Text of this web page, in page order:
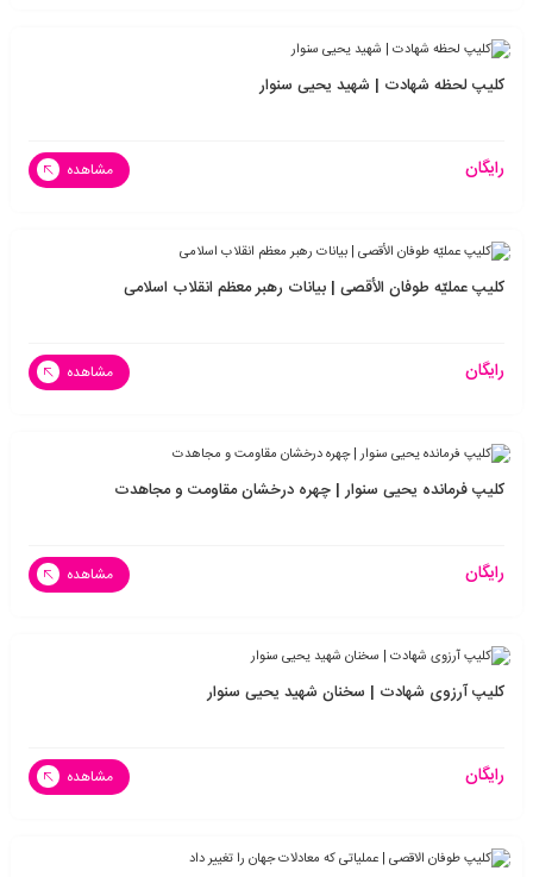
کلیپ لحظه شهادت | شهید یحیی سنوار
رایگان مشاهده
کلیپ عملیّه طوفان الأقصی | بیانات رهبر معظم انقلاب اسلامی
رایگان مشاهده
کلیپ فرمانده یحیی سنوار | چهره درخشان مقاومت و مجاهدت
رایگان مشاهده
کلیپ آرزوی شهادت | سخنان شهید یحیی سنوار
رایگان مشاهده